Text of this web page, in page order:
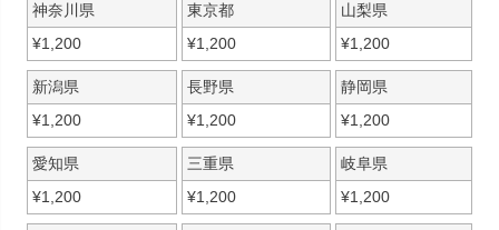
神奈川県
¥1,200
東京都
¥1,200
山梨県
¥1,200
新潟県
¥1,200
長野県
¥1,200
静岡県
¥1,200
愛知県
¥1,200
三重県
¥1,200
岐阜県
¥1,200